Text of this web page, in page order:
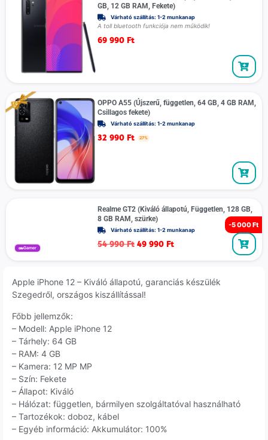
GB, 12 GB RAM, Fekete)
Várható szállítás: 1-2 munkanap
A toll bluetooth funkciója nem működik!
69 990 Ft
OPPO A55 (Újszerű, független, 64 GB, 4 GB RAM,
Csillagos fekete)
Várható szállítás: 1-2 munkanap
32 990 Ft 27%
-5 000 Ft
Gamer
Realme GT2 (Kiváló állapotú, Független, 128 GB,
8 GB RAM, szürke)
Várható szállítás: 1-2 munkanap
54 990Ft 49 990 Ft
Apple iPhone 12 – Kiváló állapotú, garanciás készülék
Szegedről, országos kiszállítással!
Főbb jellemzők:
– Modell: Apple iPhone 12
– Tárhely: 64 GB
– RAM: 4 GB
– Kamera: 12 MP MP
– Szín: Fekete
– Állapot: Kiváló
– Hálózat: független, bármilyen szolgáltatóval használható
– Tartozékok: doboz, kábel
– Egyéb információ: Akkumulátor: 100%